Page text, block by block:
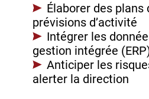
Élaborer des
prévisions d’activité
Intégrer les
gestion intégrée
Anticiper les
alerter la direction